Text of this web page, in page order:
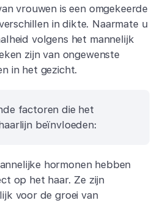
vrouwen is een omgekeerde
in dikte. Naarmate u
volgens het mannelijk
zijn van ongewenste
in het gezicht.
factoren die het
beïnvloeden:
hormonen hebben
op het haar. Ze zijn
voor de groei van